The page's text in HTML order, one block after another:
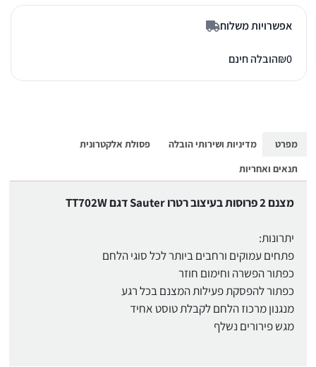
אפשרויות משלוח
₪0 הובלה חינם
מפרט מדיניות ושירותי הובלה
פסולת אלקטרונית
תנאים ואחריות
מצנם 2 פרוסות בעיצוב רטרו Sauter דגם TT702W
יתרונות:
פתחים עמוקים ורחבים ביותר לכל סוגי הלחם
כפתור הפשרה וחימום חוזר
כפתור להפסקת פעילות המצנם בכל רגע
מנגנון מרכוז הלחם לקבלת טוסט אחיד
מגש פירורים נשלף